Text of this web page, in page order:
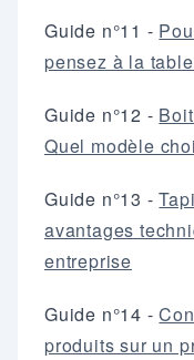
Guide n°11 -
pensez à la
Guide n°12 -
Quel modèle
Guide n°13 -
avantages
entreprise
Guide n°14 -
produits sur un